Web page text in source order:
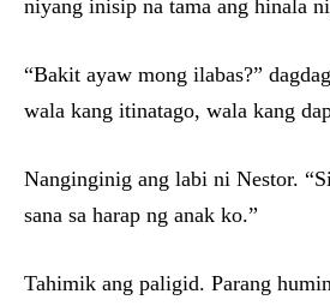
niyang inisip na tama ang hinala
“Bakit ayaw mong ilabas?”
wala kang itinatago, wala kang
Nanginginig ang labi ni Nestor.
sana sa harap ng anak ko.”
Tahimik ang paligid. Parang